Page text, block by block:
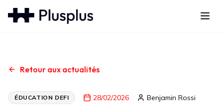
Retour aux actualités
ÉDUCATION DEFI 28/02/2026 Benjamin Rossi